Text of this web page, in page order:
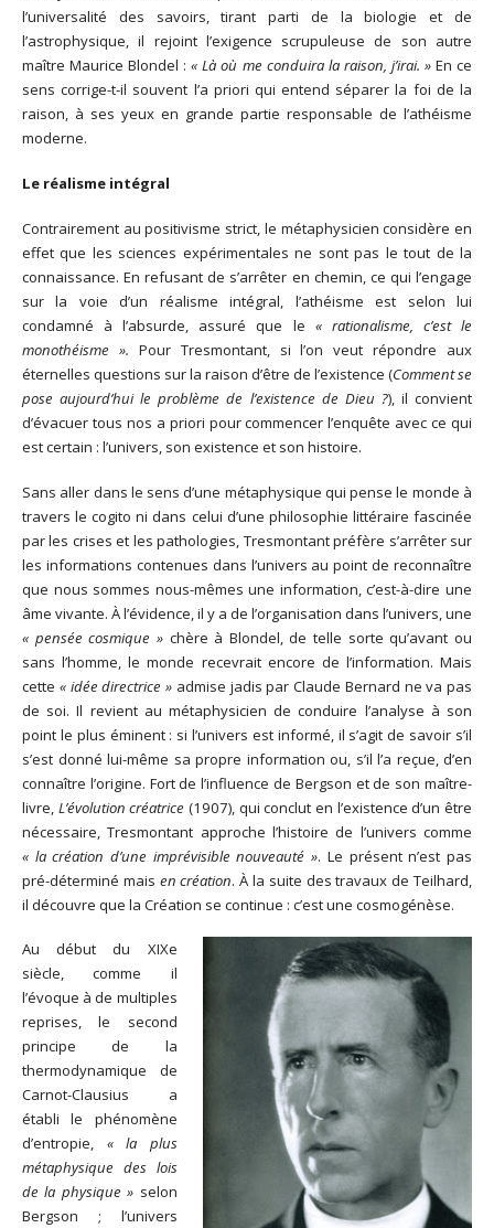
l’universalité des savoirs, tirant parti de la biologie et de
l’astrophysique, il rejoint l’exigence scrupuleuse de son autre
maître Maurice Blondel :« Là où me conduira la raison, j’irai. » En ce
sens corrige-t-il souvent l’a priori qui entend séparer la foi de la
raison, à ses yeux en grande partie responsable de l’athéisme
moderne.
Le réalisme intégral
Contrairement au positivisme strict, le métaphysicien considère en
effet que les sciences expérimentales ne sont pas le tout de la
connaissance. En refusant de s’arrêter en chemin, ce qui l’engage
sur la voie d’un réalisme intégral, l’athéisme est selon lui
condamné à l’absurde, assuré que le « rationalisme, c’est le
monothéisme ». Pour Tresmontant, si l’on veut répondre aux
éternelles questions sur la raison d’être de l’existence (Comment se
pose aujourd’hui le problème de l’existence de Dieu ?), il convient
d’évacuer tous nos a priori pour commencer l’enquête avec ce qui
est certain : l’univers, son existence et son histoire.
Sans aller dans le sens d’une métaphysique qui pense le monde à
travers le cogito ni dans celui d’une philosophie littéraire fascinée
par les crises et les pathologies, Tresmontant préfère s’arrêter sur
les informations contenues dans l’univers au point de reconnaître
que nous sommes nous-mêmes une information, c’est-à-dire une
âme vivante. À l’évidence, il y a de l’organisation dans l’univers, une
« pensée cosmique »chère à Blondel, de telle sorte qu’avant ou
sans l’homme, le monde recevrait encore de l’information. Mais
cette « idée directrice » admise jadis par Claude Bernard ne va pas
de soi. Il revient au métaphysicien de conduire l’analyse à son
point le plus éminent : si l’univers est informé, il s’agit de savoir s’il
s’est donné lui-même sa propre information ou, s’il l’a reçue, d’en
connaître l’origine. Fort de l’influence de Bergson et de son maître-
livre, L’évolution créatrice (1907), qui conclut en l’existence d’un être
nécessaire, Tresmontant approche l’histoire de l’univers comme
« la création d’une imprévisible nouveauté ». Le présent n’est pas
pré-déterminé mais en création. À la suite des travaux de Teilhard,
il découvre que la Création se continue : c’est une cosmogénèse.
Au début du XIXe
siècle, comme il
l’évoque à de multiples
reprises, le second
principe de la
thermodynamique de
Carnot-Clausius a
établi le phénomène
d’entropie, « la plus
métaphysique des lois
de la physique » selon
Bergson ; l’univers